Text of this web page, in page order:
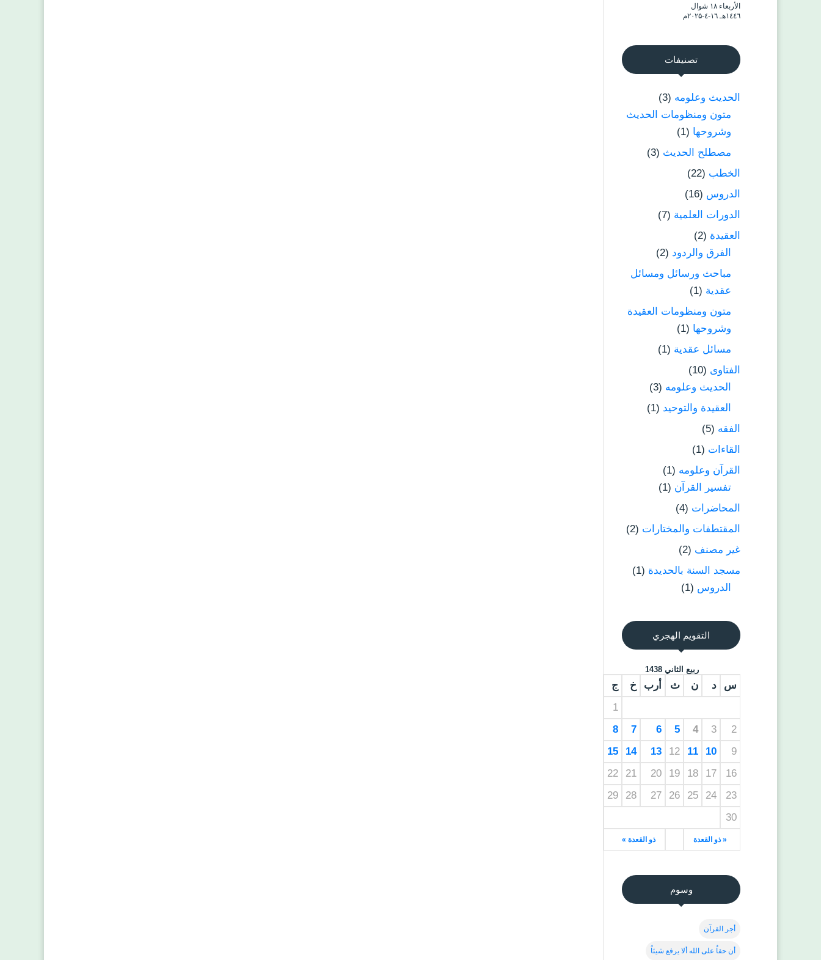
الأربعاء ۱۸ شوال
۱٤٤٦هـ ۱٦-٤-۲۰۲۵م
تصنيفات
الحديث وعلومه (3)
متون ومنظومات الحديث
وشروحها (1)
مصطلح الحديث (3)
الخطب (22)
الدروس (16)
الدورات العلمية (7)
العقيدة (2)
الفرق والردود (2)
مباحث ورسائل ومسائل
عقدية (1)
متون ومنظومات العقيدة
وشروحها (1)
مسائل عقدية (1)
الفتاوى (10)
الحديث وعلومه (3)
العقيدة والتوحيد (1)
الفقه (5)
القاءات (1)
القرآن وعلومه (1)
تفسير القرآن (1)
المحاضرات (4)
المقتطفات والمختارات (2)
غير مصنف (2)
مسجد السنة بالحديدة (1)
الدروس (1)
التقويم الهجري
ربيع الثاني 1438
س د ن ث أرب خ ج
« ذو القعدة ذو القعدة »
1
2
3
4
5
6
7
8
9
10
11
12
13
14
15
16
17
18
19
20
21
22
23
24
25
26
27
28
29
30
وسوم
أجر القرآن
أن حقاُ على الله ألا يرفع شيئاُ